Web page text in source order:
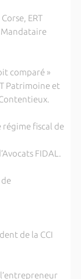
ERT
Mandataire
comparé »
Patrimoine et
régime fiscal de
FIDAL.
de la CCI